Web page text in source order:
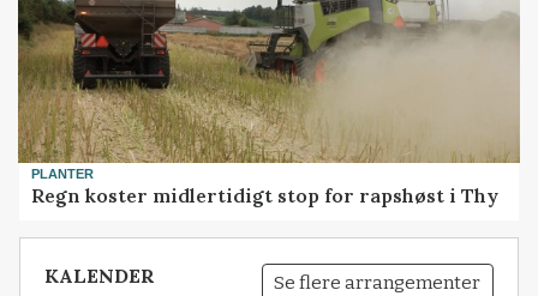
PLANTER
Regn koster midlertidigt stop for rapshøst i Thy
KALENDER Se flere arrangementer